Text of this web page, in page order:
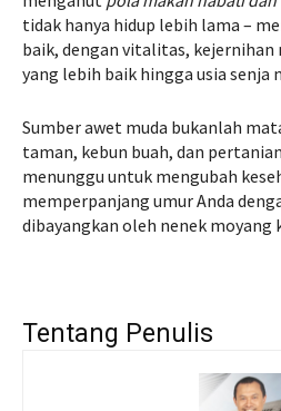
tidak hanya hidup lebih lama –
baik, dengan vitalitas,
yang lebih baik hingga usia senja
Sumber awet muda bukanlah
taman, kebun buah, dan
menunggu untuk mengubah
memperpanjang umur Anda
dibayangkan oleh nenek moyang
Tentang Penulis